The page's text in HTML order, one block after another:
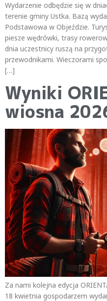
Wydarzenie odbędzie się w
terenie gminy Ustka. Bazą
Podstawowa w Objeździe.
piesze wędrówki, trasy
dnia uczestnicy ruszą na
przewodnikami. Wieczorami
[…]
Wyniki
wiosna
Za nami kolejna edycja
18 kwietnia gospodarzem